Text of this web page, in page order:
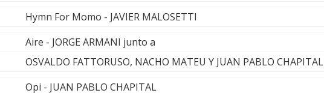
Hymn For Momo - JAVIER MALOSETTI
Aire - JORGE ARMANI junto a
OSVALDO FATTORUSO, NACHO MATEU Y JUAN PABLO CHAPITAL
Opi - JUAN PABLO CHAPITAL